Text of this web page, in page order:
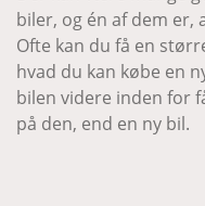
biler, og én af dem er,
Ofte kan du få en
hvad du kan købe en
bilen videre inden for
på den, end en ny bil.